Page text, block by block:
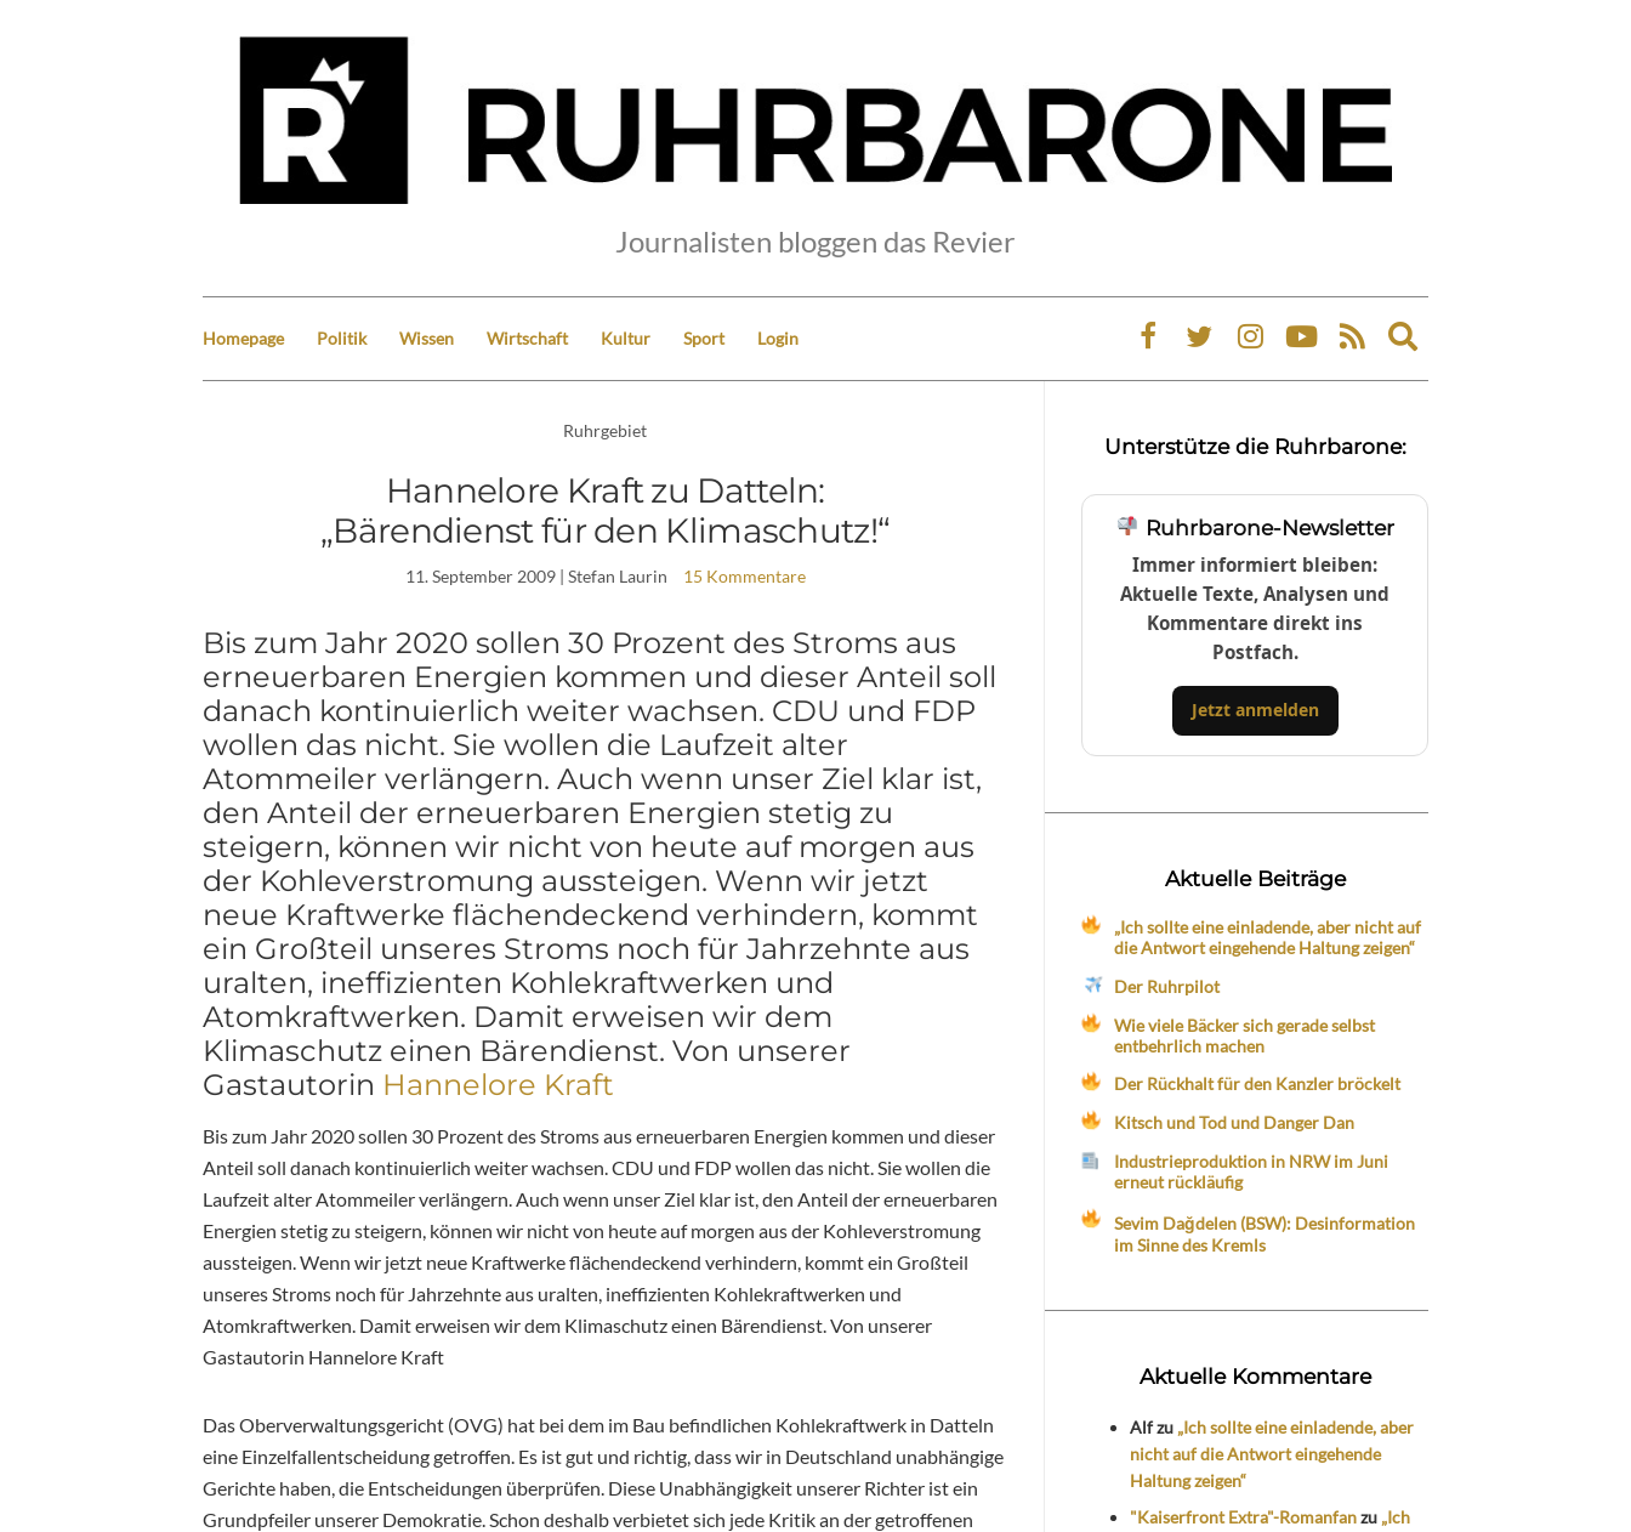
Journalisten bloggen das Revier
Homepage Politik Wissen Wirtschaft Kultur Sport Login
Expand
search
Ruhrgebiet
Hannelore Kraft zu Datteln:
„Bärendienst für den Klimaschutz!“
11. September 2009| Stefan Laurin 15 Kommentare
Bis zum Jahr 2020 sollen 30 Prozent des Stroms aus
erneuerbaren Energien kommen und dieser Anteil soll
danach kontinuierlich weiter wachsen. CDU und FDP
wollen das nicht. Sie wollen die Laufzeit alter
Atommeiler verlängern. Auch wenn unser Ziel klar ist,
den Anteil der erneuerbaren Energien stetig zu
steigern, können wir nicht von heute auf morgen aus
der Kohleverstromung aussteigen. Wenn wir jetzt
neue Kraftwerke flächendeckend verhindern, kommt
ein Großteil unseres Stroms noch für Jahrzehnte aus
uralten, ineffizienten Kohlekraftwerken und
Atomkraftwerken. Damit erweisen wir dem
Klimaschutz einen Bärendienst. Von unserer
Gastautorin Hannelore Kraft
Bis zum Jahr 2020 sollen 30 Prozent des Stroms aus erneuerbaren Energien kommen und dieser
Anteil soll danach kontinuierlich weiter wachsen. CDU und FDP wollen das nicht. Sie wollen die
Laufzeit alter Atommeiler verlängern. Auch wenn unser Ziel klar ist, den Anteil der erneuerbaren
Energien stetig zu steigern, können wir nicht von heute auf morgen aus der Kohleverstromung
aussteigen. Wenn wir jetzt neue Kraftwerke flächendeckend verhindern, kommt ein Großteil
unseres Stroms noch für Jahrzehnte aus uralten, ineffizienten Kohlekraftwerken und
Atomkraftwerken. Damit erweisen wir dem Klimaschutz einen Bärendienst. Von unserer
Gastautorin Hannelore Kraft
Das Oberverwaltungsgericht (OVG) hat bei dem im Bau befindlichen Kohlekraftwerk in Datteln
eine Einzelfallentscheidung getroffen. Es ist gut und richtig, dass wir in Deutschland unabhängige
Gerichte haben, die Entscheidungen überprüfen. Diese Unabhängigkeit unserer Richter ist ein
Grundpfeiler unserer Demokratie. Schon deshalb verbietet sich jede Kritik an der getroffenen
Unterstütze die Ruhrbarone:
Ruhrbarone-Newsletter
Immer informiert bleiben:
Aktuelle Texte, Analysen und
Kommentare direkt ins
Postfach.
Jetzt anmelden
Aktuelle Beiträge
„Ich sollte eine einladende, aber nicht auf
die Antwort eingehende Haltung zeigen“
Der Ruhrpilot
Wie viele Bäcker sich gerade selbst
entbehrlich machen
Der Rückhalt für den Kanzler bröckelt
Kitsch und Tod und Danger Dan
Industrieproduktion in NRW im Juni
erneut rückläufig
Sevim Dağdelen (BSW): Desinformation
im Sinne des Kremls
Aktuelle Kommentare
Alfzu „Ich sollte eine einladende, aber
nicht auf die Antwort eingehende
Haltung zeigen“
"Kaiserfront Extra"-Romanfanzu „Ich